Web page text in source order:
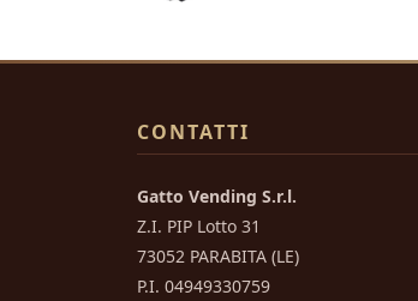
CONTATTI
Gatto Vending S.r.l.
Z.I. PIP Lotto 31
73052 PARABITA (LE)
P.I. 04949330759